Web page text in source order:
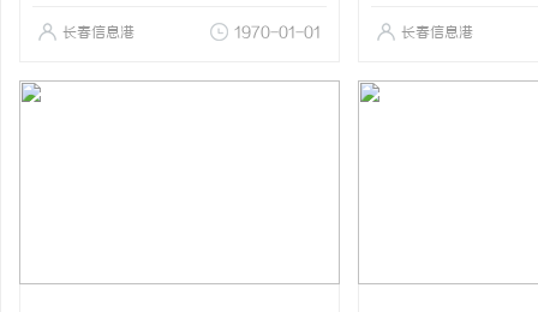
长春信息港 1970-01-01 长春信息港